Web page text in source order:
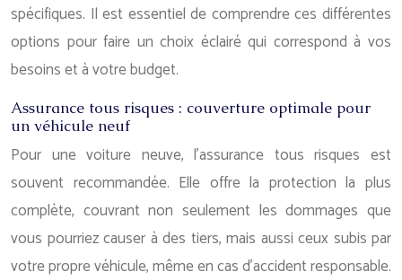
spécifiques. Il est essentiel de comprendre ces différentes
options pour faire un choix éclairé qui correspond à vos
besoins et à votre budget.
Assurance tous risques : couverture optimale pour
un véhicule neuf
Pour une voiture neuve, l’assurance tous risques est
souvent recommandée. Elle offre la protection la plus
complète, couvrant non seulement les dommages que
vous pourriez causer à des tiers, mais aussi ceux subis par
votre propre véhicule, même en cas d’accident responsable.